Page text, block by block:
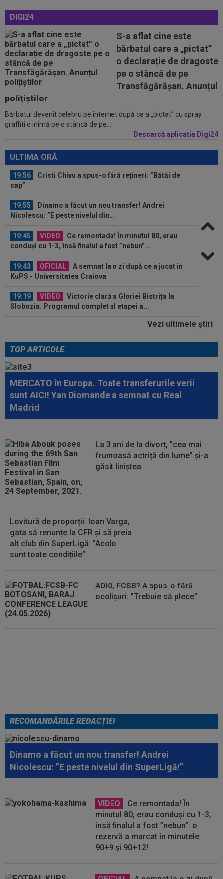
DIGI24
S-a aflat cine este
bărbatul care a „pictat”
o declarație de dragoste
pe o stâncă de pe
Transfăgărășan. Anunțul
polițiștilor
Bărbatul devenit celebru pe internet după ce a „pictat” cu spray
graffiti o inimă pe o stâncă de pe...
Descarcă aplicația Digi24
ULTIMA ORĂ
19:43 OFICIAL
A semnat la o zi după ce a jucat în
KuPS - Universitatea Craiova
19:19 VIDEO
Victorie clară a Gloriei Bistrița la
Slobozia. Programul complet al etapei a...
19:14
Ce se întâmplă cu Denis Alibec: Sabău a făcut
anunțul
20:02 VIDEO
Unirea Slobozia - Gloria Bistrița 0-3 |
Scorul final a fost stabilit de o...
Digi Sport 1. ECHIPELE. Se...
19:56
Cristi Chivu a spus-o fără rețineri: ”Bătăi de
cap”
19:55
Dinamo a făcut un nou transfer! Andrei
Nicolescu: ”E peste nivelul din...
19:45 VIDEO
Ce remontada! În minutul 80, erau
conduși cu 1-3, însă finalul a fost ”nebun”...
19:43 OFICIAL
A semnat la o zi după ce a jucat în
KuPS - Universitatea Craiova
19:19 VIDEO
Victorie clară a Gloriei Bistrița la
Slobozia. Programul complet al etapei a...
Ce se întâmplă cu Denis Alibec: Sabău a făcut
20:02 VIDEO
Unirea Slobozia - Gloria Bistrița 0-3 |
Scorul final a fost stabilit de o...
19:58
UTA - Rapid, LIVE VIDEO, ora 21:00, în direct la
Digi Sport 1. ECHIPELE. Se...
19:56
Cristi Chivu a spus-o fără rețineri: ”Bătăi de
19:55
Dinamo a făcut un nou transfer! Andrei
Nicolescu: ”E peste nivelul din...
19:45 VIDEO
Ce remontada! În minutul 80, erau
conduși cu 1-3, însă finalul a fost ”nebun”...
Vezi ultimele ştiri
TOP ARTICOLE
MERCATO în Europa. Toate transferurile verii
sunt AICI! Yan Diomande a semnat cu Real
Madrid
La 3 ani de la divorț, "cea mai
frumoasă actriță din lume" și-a
găsit liniștea
Lovitură de proporții: Ioan Varga,
gata să renunțe la CFR și să preia
alt club din SuperLigă: ”Acolo
sunt toate condițiile”
ADIO, FCSB? A spus-o fără
ocolișuri: ”Trebuie să plece”
RECOMANDĂRILE REDACȚIEI
Dinamo a făcut un nou transfer! Andrei
Nicolescu: ”E peste nivelul din SuperLigă!”
VIDEO
Ce remontada! În
minutul 80, erau conduși cu 1-3,
însă finalul a fost ”nebun”: o
rezervă a marcat în minutele
90+9 și 90+12!